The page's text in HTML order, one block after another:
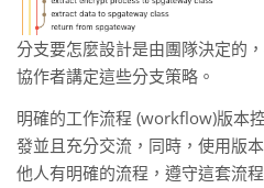
分支要怎麼設計是由團隊決定的
協作者講定這些分支策略。
明確的工作流程 (workflow)版本
發並且充分交流，同時，使用版
他人有明確的流程，遵守這套流